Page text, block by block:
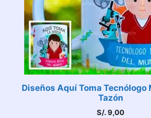
Diseños Aquí Toma Tecnólogo
Tazón
S/.9,00